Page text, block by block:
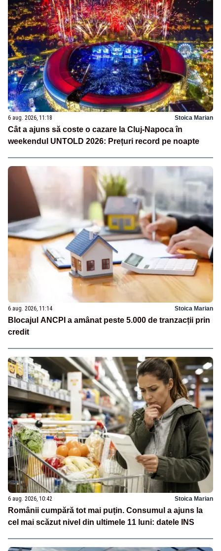
6 aug. 2026, 11:18 Stoica Marian
Cât a ajuns să coste o cazare la Cluj-Napoca în
weekendul UNTOLD 2026: Prețuri record pe noapte
6 aug. 2026, 11:14 Stoica Marian
Blocajul ANCPI a amânat peste 5.000 de tranzacții prin
credit
6 aug. 2026, 10:42 Stoica Marian
Românii cumpără tot mai puțin. Consumul a ajuns la
cel mai scăzut nivel din ultimele 11 luni: datele INS